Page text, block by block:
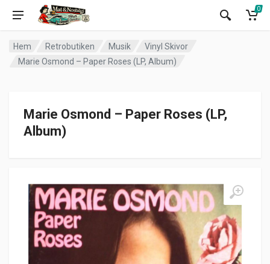
0
Hem Retrobutiken Musik
Vinyl Skivor
Marie Osmond – Paper Roses (LP, Album)
Marie Osmond – Paper Roses (LP,
Album)